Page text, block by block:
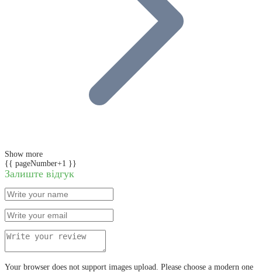
Show more
{{ pageNumber+1 }}
Залиште відгук
Your browser does not support images upload. Please choose a modern one